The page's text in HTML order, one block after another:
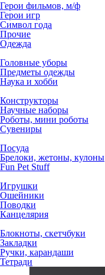
Герои фильмов, м/ф
Герои игр
Символ года
Прочие
Одежда
Головные уборы
Предметы одежды
Наука и хобби
Конструкторы
Научные наборы
Роботы, мини роботы
Сувениры
Посуда
Брелоки, жетоны, кулоны
Fun Pet Stuff
Игрушки
Ошейники
Поводки
Канцелярия
Блокноты, скетчбуки
Закладки
Ручки, карандаши
Тетради